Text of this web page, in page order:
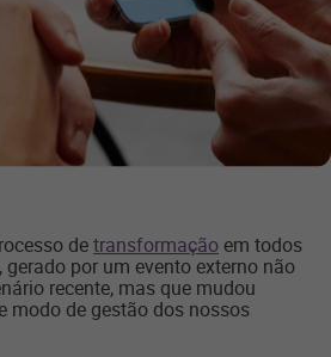
detransformação em todos
por um evento externo não
recente, mas que mudou
modo de gestão dos nossos